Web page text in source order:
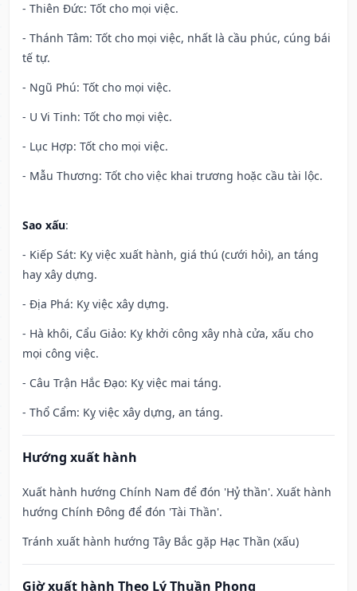
- Thiên Đức: Tốt cho mọi việc.
- Thánh Tâm: Tốt cho mọi việc, nhất là cầu phúc, cúng bái
tế tự.
- Ngũ Phú: Tốt cho mọi việc.
- U Vi Tinh: Tốt cho mọi việc.
- Lục Hợp: Tốt cho mọi việc.
- Mẫu Thương: Tốt cho việc khai trương hoặc cầu tài lộc.
Sao xấu:
- Kiếp Sát: Kỵ việc xuất hành, giá thú (cưới hỏi), an táng
hay xây dựng.
- Địa Phá: Kỵ việc xây dựng.
- Hà khôi, Cẩu Giảo: Kỵ khởi công xây nhà cửa, xấu cho
mọi công việc.
- Câu Trận Hắc Đạo: Kỵ việc mai táng.
- Thổ Cẩm: Kỵ việc xây dựng, an táng.
Hướng xuất hành
Xuất hành hướng Chính Nam để đón 'Hỷ thần'. Xuất hành
hướng Chính Đông để đón 'Tài Thần'.
Tránh xuất hành hướng Tây Bắc gặp Hạc Thần (xấu)
Giờ xuất hành Theo Lý Thuần Phong